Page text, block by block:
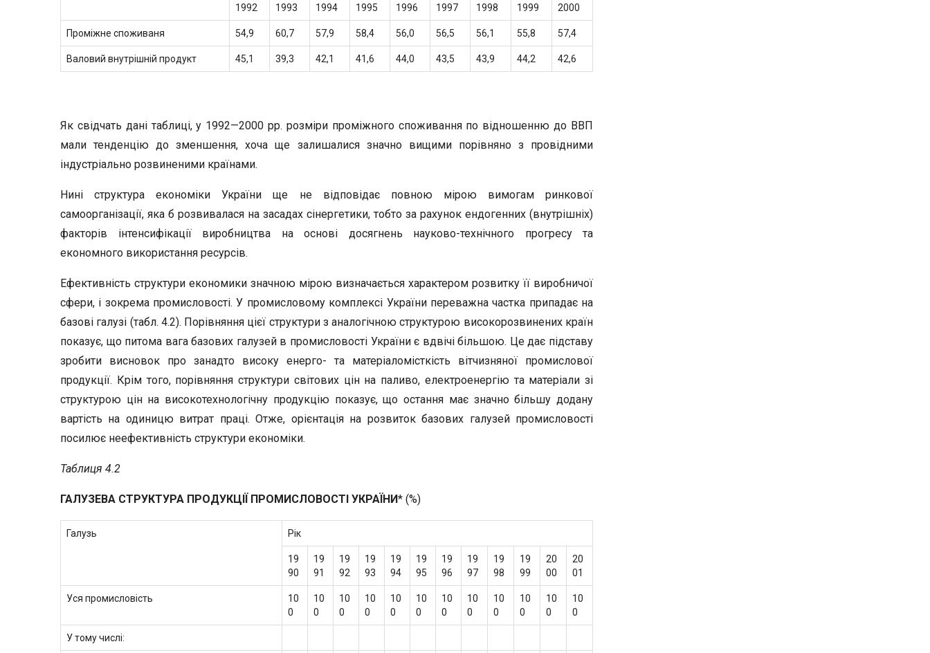
1992 1993 1994 1995 1996 1997 1998 1999 2000
Проміжне споживаня 54,9 60,7 57,9 58,4 56,0 56,5 56,1 55,8 57,4
Валовий внутрішній продукт 45,1 39,3 42,1 41,6 44,0 43,5 43,9 44,2 42,6
Як свідчать дані таблиці, у 1992—2000 рр. розміри проміжного споживання по відношенню до ВВП
мали тенденцію до зменшення, хоча ще залишалися значно вищими порівняно з провідними
індустріально розвиненими країнами.
Нині структура економіки України ще не відповідає повною мірою вимогам ринкової
самоорганізації, яка б розвивалася на засадах сінергетики, тобто за рахунок ендогенних (внутрішніх)
факторів інтенсифікації виробництва на основі досягнень науково-технічного прогресу та
економного використання ресурсів.
Ефективність структури економики значною мірою визначається характером розвитку її виробничої
сфери, і зокрема промисловості. У промисловому комплексі України переважна частка припадає на
базові галузі (табл. 4.2). Порівняння цієї структури з аналогічною структурою високорозвинених країн
показує, що питома вага базових галузей в промисловості України є вдвічі більшою. Це дає підставу
зробити висновок про занадто високу енерго- та матеріаломісткість вітчизняної промислової
продукції. Крім того, порівняння структури світових цін на паливо, електроенергію та матеріали зі
структурою цін на високотехнологічну продукцію показує, що остання має значно більшу додану
вартість на одиницю витрат праці. Отже, орієнтація на розвиток базових галузей промисловості
посилює неефективність структури економіки.
Таблиця 4.2
ГАЛУЗЕВА СТРУКТУРА ПРОДУКЦІЇ ПРОМИСЛОВОСТІ УКРАЇНИ* (%)
Галузь Рік
19
90
19
91
19
92
19
93
19
94
19
95
19
96
19
97
19
98
19
99
20
00
20
01
Уся промисловість
10
0
10
0
10
0
10
0
10
0
10
0
10
0
10
0
10
0
10
0
10
0
10
0
У тому числі: